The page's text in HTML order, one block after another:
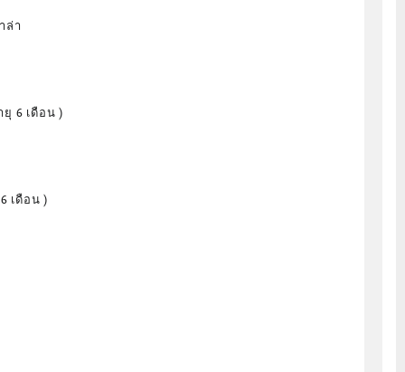
ล่า
6 เดือน )
เดือน )